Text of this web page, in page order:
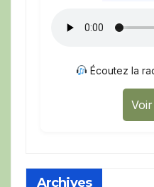
Écoutez la
Archives